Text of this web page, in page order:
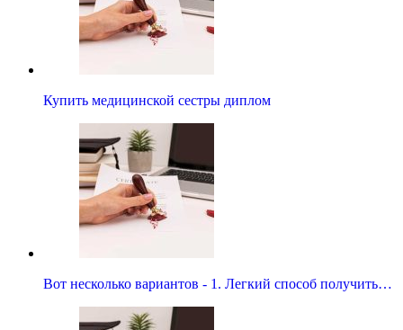
Купить медицинской сестры диплом
Вот несколько вариантов - 1. Легкий способ получить…